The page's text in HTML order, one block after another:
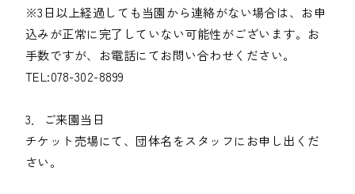
※3日以上経過しても当園から連絡がない場合は、お申
込みが正常に完了していない可能性がございます。お
手数ですが、お電話にてお問い合わせください。
TEL:078-302-8899
3．ご来園当日
チケット売場にて、団体名をスタッフにお申し出くだ
さい。